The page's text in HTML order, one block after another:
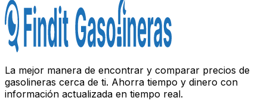
La mejor manera de encontrar y comparar precios de
gasolineras cerca de ti. Ahorra tiempo y dinero con
información actualizada en tiempo real.